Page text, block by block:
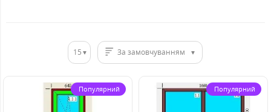
15 За замовчуванням
Популярний Популярний